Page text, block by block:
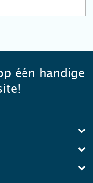
één handige